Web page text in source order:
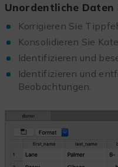
Unordentliche Daten
Korrigieren Sie
Konsolidieren Sie
Identifizieren und
Identifizieren und
Beobachtungen.